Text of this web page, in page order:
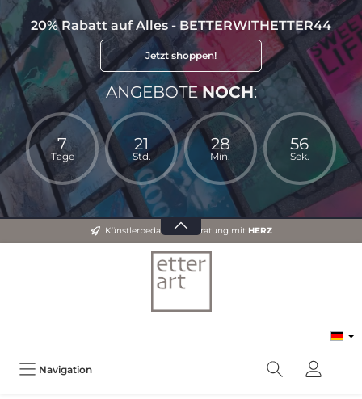
20% Rabatt auf Alles - BETTERWITHETTER44
Jetzt shoppen!
ANGEBOTENOCH:
7
Tage
21
Std.
28
Min.
55
Sek.
Künstlerbedarf und Beratung mitHERZ
Navigation